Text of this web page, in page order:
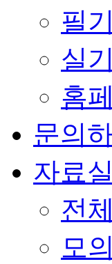
필
실
홈
문의
자료실
전
모